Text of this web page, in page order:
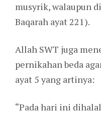
musyrik, walaupun
Baqarah ayat 221).
Allah SWT juga
pernikahan beda
ayat 5 yang artinya:
“Pada hari ini